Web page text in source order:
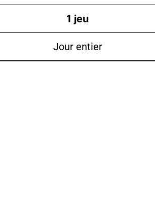
1 jeu
Jour entier